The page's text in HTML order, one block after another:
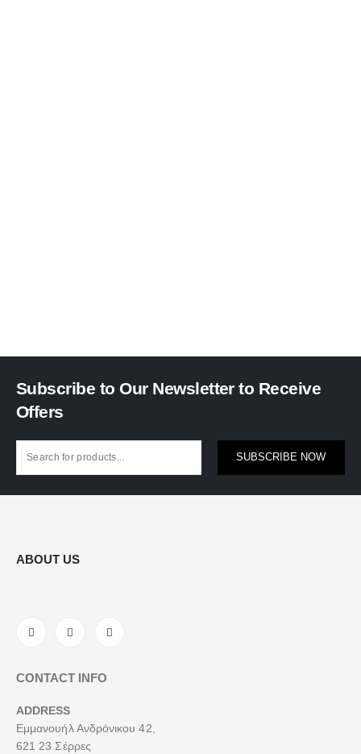
Subscribe to Our Newsletter to Receive
Offers
SUBSCRIBE NOW
ABOUT US
CONTACT INFO
ADDRESS
Εμμανουήλ Ανδρόνικου 42,
621 23 Σέρρες